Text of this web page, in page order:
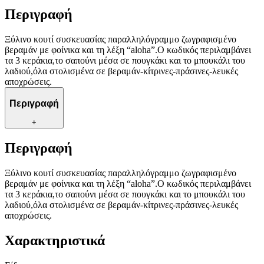
Περιγραφή
Ξύλινο κουτί συσκευασίας παραλληλόγραμμο ζωγραφισμένο
βεραμάν με φοίνικα και τη λέξη “aloha”.Ο κωδικός περιλαμβάνει
τα 3 κεράκια,το σαπούνι μέσα σε πουγκάκι και το μπουκάλι του
λαδιού,όλα στολισμένα σε βεραμάν-κίτρινες-πράσινες-λευκές
αποχρώσεις.
Περιγραφή
+
Περιγραφή
Ξύλινο κουτί συσκευασίας παραλληλόγραμμο ζωγραφισμένο
βεραμάν με φοίνικα και τη λέξη “aloha”.Ο κωδικός περιλαμβάνει
τα 3 κεράκια,το σαπούνι μέσα σε πουγκάκι και το μπουκάλι του
λαδιού,όλα στολισμένα σε βεραμάν-κίτρινες-πράσινες-λευκές
αποχρώσεις.
Χαρακτηριστικά